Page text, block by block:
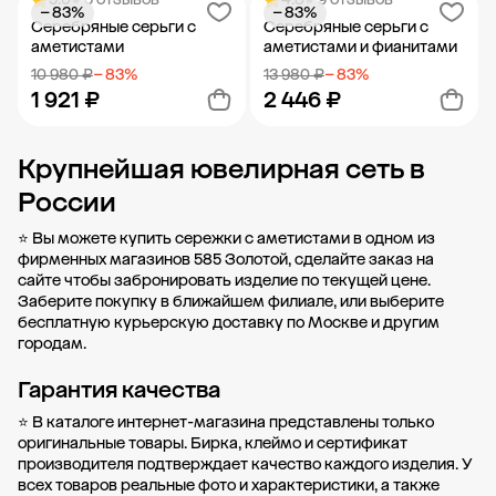
Добавить в корзину Добавить в корзину
Серебряные серьги с
аметистами
10 980 ₽− 83%
1 921 ₽
− 83%
Добавить в корзину
Серебряные серьги с
аметистами и фианитами
13 980 ₽− 83%
2 446 ₽
− 83%
Добавить в корзину
Крупнейшая ювелирная сеть в
России
⭐ Вы можете купить сережки с аметистами в одном из
фирменных магазинов 585 Золотой, сделайте заказ на
сайте чтобы забронировать изделие по текущей цене.
Заберите покупку вближайшем филиале, или выберите
бесплатную курьерскую доставку по Москве и другим
городам.
Гарантия качества
⭐ В каталоге интернет-магазина представлены только
оригинальные товары. Бирка, клеймо и сертификат
производителя подтверждает качество каждого изделия. У
всех товаров реальные фото и характеристики, а также